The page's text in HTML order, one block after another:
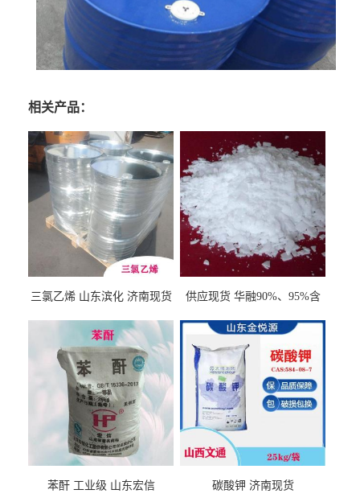
相关产品：
三氯乙烯 山东滨化 济南现货
供应现货 华融90%、95%含
苯酐 工业级 山东宏信 碳酸钾 济南现货